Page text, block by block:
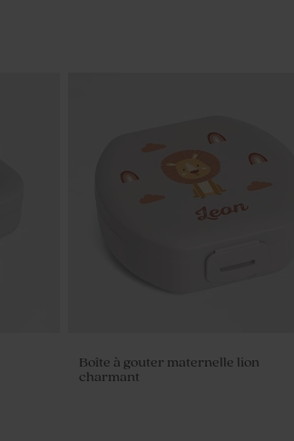
Boîte à gouter maternelle lion
charmant